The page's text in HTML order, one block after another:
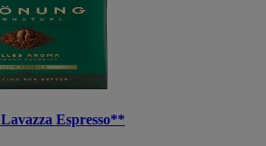
Lavazza Espresso**